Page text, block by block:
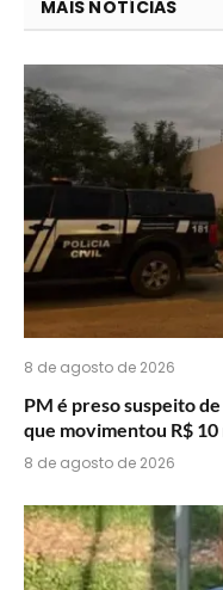
MAIS NOTÍCIAS
8 de agosto de 2026
PM é preso suspeito
que movimentou R$
8 de agosto de 2026